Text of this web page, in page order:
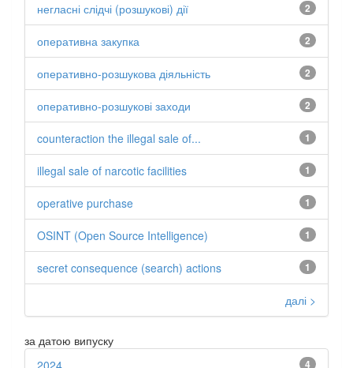
2
негласні слідчі (розшукові) дії
2
оперативна закупка
2
оперативно-розшукова діяльність
2
оперативно-розшукові заходи
1
counteraction the illegal sale of...
1
illegal sale of narcotic facilities
1
operative purchase
1
OSINT (Open Source Intelligence)
1
secret consequence (search) actions
далі >
за датою випуску
4